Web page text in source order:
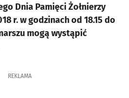
Dnia Pamięci Żołnierzy
r. w godzinach od 18.15 do
mogą wystąpić
REKLAMA